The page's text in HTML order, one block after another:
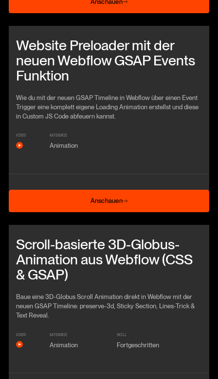
Website Preloader mit der
neuen Webflow GSAP Events
Funktion
Wie du mit der neuen GSAP Timeline in Webflow über einen Event
Trigger eine komplett eigene Loading Animation erstellst und diese
in Custom JS Code abfeuern kannst.
VIDEO KATEGORIE
Animation
Anschauen
Anschauen
Scroll-basierte 3D-Globus-
Animation aus Webflow (CSS
& GSAP)
Baue eine 3D-Globus Scroll Animation direkt in Webflow mit der
neuen GSAP Timeline: preserve-3d, Sticky Section, Lines-Trick &
Text Reveal.
VIDEO KATEGORIE
Animation
SKILL
Fortgeschritten